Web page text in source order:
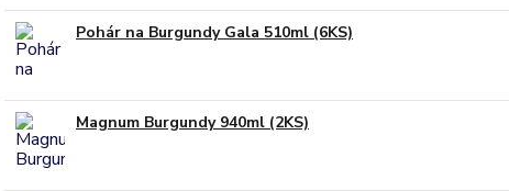
Pohár na Burgundy Gala 510ml (6KS)
Magnum Burgundy 940ml (2KS)